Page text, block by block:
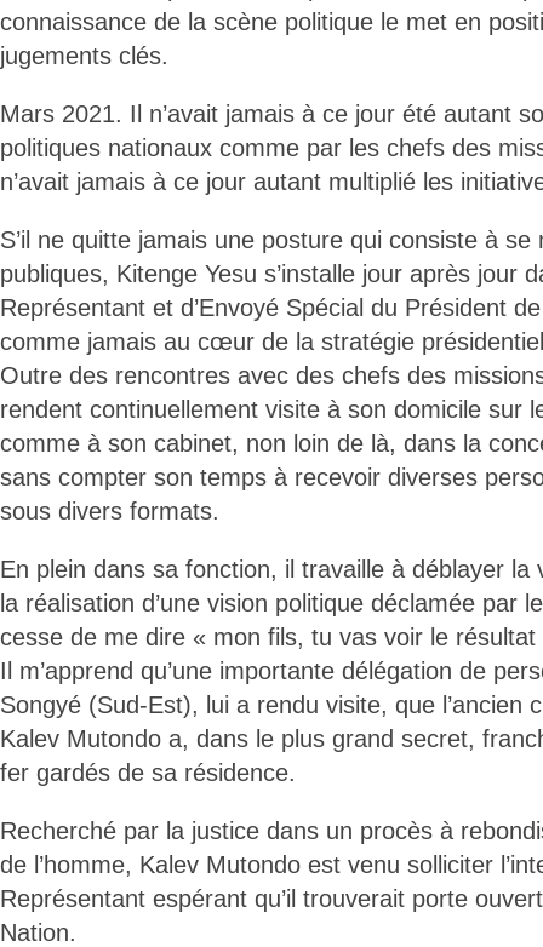
connaissance de la scène politique le met en
jugements clés.
Mars 2021. Il n’avait jamais à ce jour été autant
politiques nationaux comme par les chefs des
n’avait jamais à ce jour autant multiplié les
S’il ne quitte jamais une posture qui consiste à
publiques, Kitenge Yesu s’installe jour après jour
Représentant et d’Envoyé Spécial du Président
comme jamais au cœur de la stratégie
Outre des rencontres avec des chefs des
rendent continuellement visite à son domicile sur
comme à son cabinet, non loin de là, dans la
sans compter son temps à recevoir diverses
sous divers formats.
En plein dans sa fonction, il travaille à déblayer la
la réalisation d’une vision politique déclamée par
cesse de me dire « mon fils, tu vas voir le résultat
Il m’apprend qu’une importante délégation de
Songyé (Sud-Est), lui a rendu visite, que l’ancien
Kalev Mutondo a, dans le plus grand secret,
fer gardés de sa résidence.
Recherché par la justice dans un procès à
de l’homme, Kalev Mutondo est venu solliciter
Représentant espérant qu’il trouverait porte
Nation.